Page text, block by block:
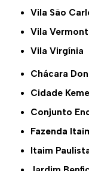
Vila São
Vila Vermont
Vila Virgínia
Chácara
Cidade Kemel
Conjunto
Fazenda
Itaim